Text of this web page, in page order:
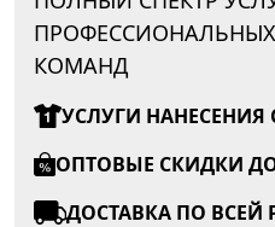
КОМАНД
УСЛУГИ
ОПТОВЫЕ СКИДКИ ДО
ДОСТАВКА ПО ВСЕЙ